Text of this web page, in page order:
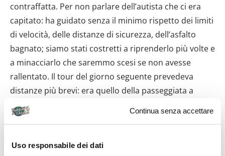
Continua senza accettare
Uso responsabile dei dati